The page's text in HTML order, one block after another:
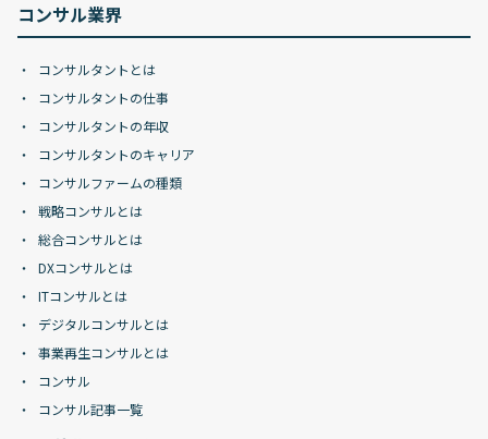
コンサル業界
コンサルタントとは
コンサルタントの仕事
コンサルタントの年収
コンサルタントのキャリア
コンサルファームの種類
戦略コンサルとは
総合コンサルとは
DXコンサルとは
ITコンサルとは
デジタルコンサルとは
事業再生コンサルとは
コンサル
コンサル記事一覧